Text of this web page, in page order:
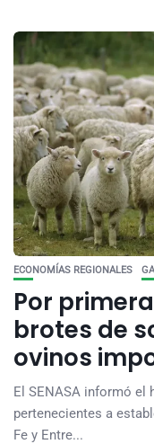
ECONOMÍAS REGIONALES
Por
brotes de
ovinos
El SENASA informó el
pertenecientes a
Fe y Entre...